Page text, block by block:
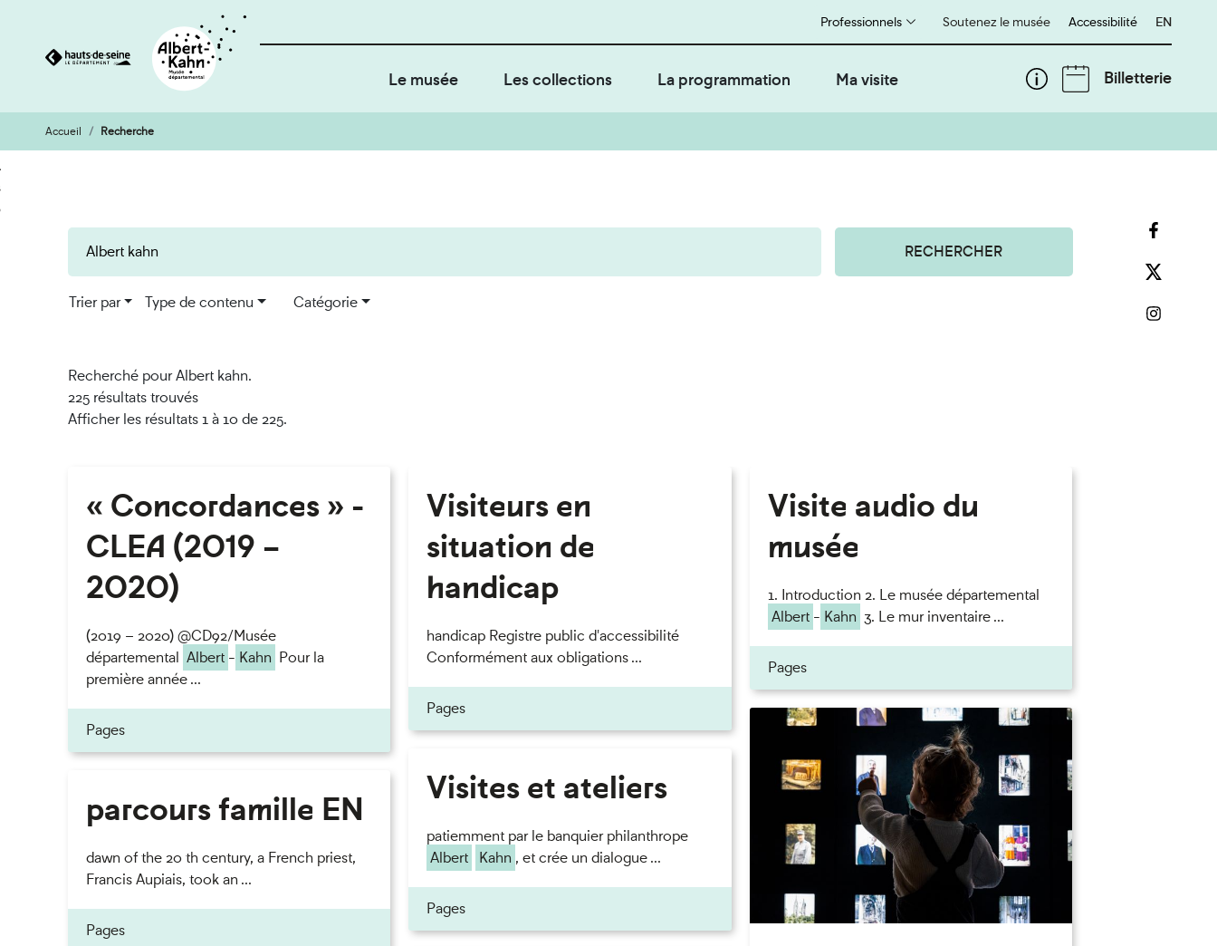
Aller
au
contenu
Aller
à
la
Soutenez le musée
Professionnels Accessibilité English
EN
Le musée Les collections La programmation Ma visite Billetterie
Accueil Recherche
RECHERCHER
Trier par Type de contenu Catégorie
Recherché pour Albert kahn.
225 résultats trouvés
Afficher les résultats 1 à 10 de 225.
« Concordances » -
CLEA (2019 –
2020)
(2019 – 2020) @CD92/Musée
départemental Albert - Kahn Pour la
première année ...
Pages
parcours famille EN
dawn of the 20 th century, a French priest,
Francis Aupiais, took an ...
Pages
Visiteurs en
situation de
handicap
handicap Registre public d'accessibilité
Conformément aux obligations ...
Pages
Visites et ateliers
patiemment par le banquier philanthrope
Albert
Kahn , et crée un dialogue ...
Pages
Visite audio du
musée
1. Introduction 2. Le musée départemental
Albert - Kahn 3. Le mur inventaire ...
Pages